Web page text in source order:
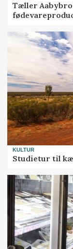
Tæller Aabybro
KULTUR
Studietur til